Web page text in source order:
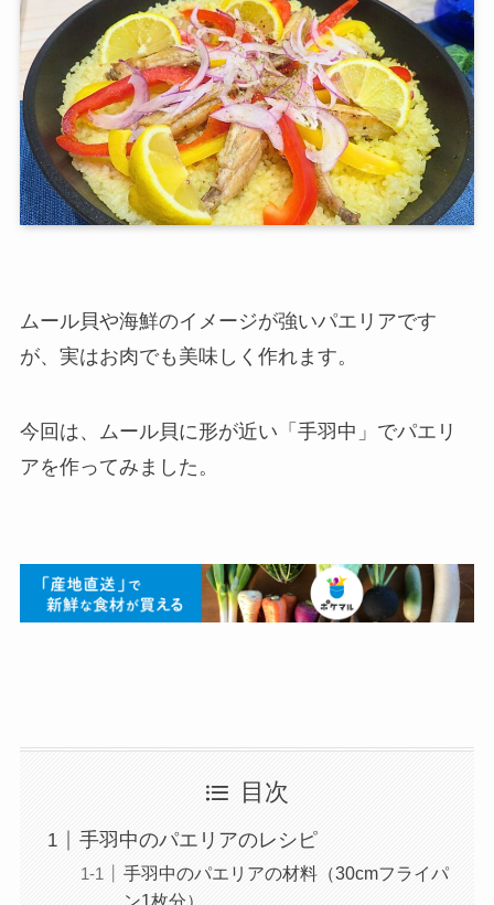
ムール貝や海鮮のイメージが強いパエリアです
が、実はお肉でも美味しく作れます。
今回は、ムール貝に形が近い「手羽中」でパエリ
アを作ってみました。
目次
手羽中のパエリアのレシピ
手羽中のパエリアの材料（30cmフライパ
ン1枚分）